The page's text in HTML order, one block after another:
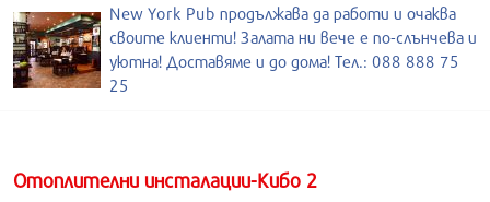
New York Pub продължава да работи и очаква
своите клиенти! Залата ни вече е по-слънчева и
уютна! Доставяме и до дома! Тел.: 088 888 75
25
Отоплителни инсталации-Кибо 2